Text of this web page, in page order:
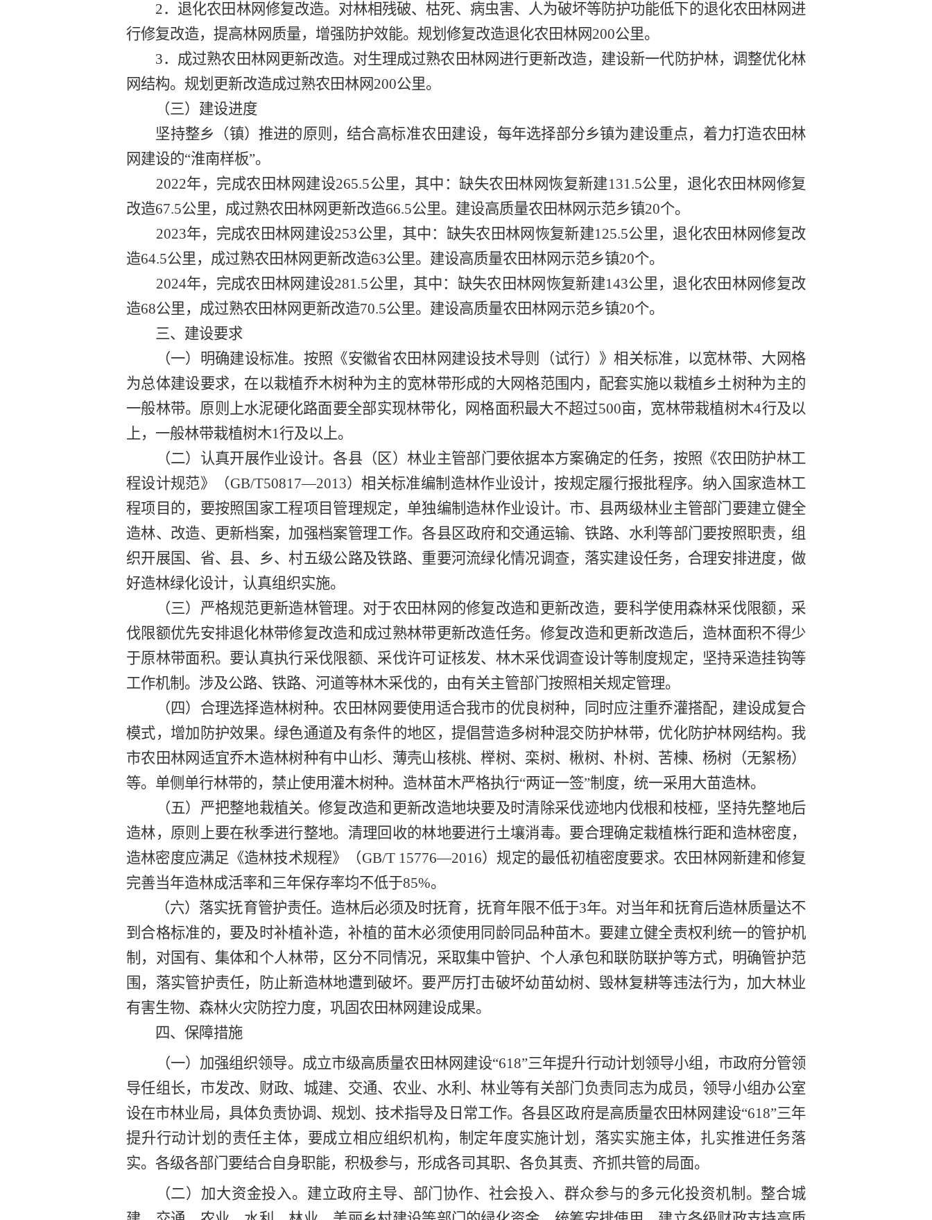
2．退化农田林网修复改造。对林相残破、枯死、病虫害、人为破坏等防护功能低下的退化农田林网进
行修复改造，提高林网质量，增强防护效能。规划修复改造退化农田林网200公里。
3．成过熟农田林网 更新改造。对生理成过熟农田林网进行更新改造，建设新一代防护林，调整优化林
网结构。规划 更新改造成过熟农田林网200公里。
（三）建设进度
坚持整乡（镇）推进的原则，结合高标准农田建设， 每年选择部分乡镇为建设重点，着力打造农田林
网建设的“淮南样板”。
2022年，完成农田林网建设265.5公里 ，其中：缺失农田林网恢复新建131.5公里 ，退化农田林网修复
改造67.5公里 ，成过熟农田林网 更新改造66.5公里。 建设高质量农田林网示范乡镇20个。
2023年，完成农田林网建设253公里 ， 其中：缺失农田林网 恢复新建125.5公里 ，退化农田林网修复改
造64.5公里 ，成过熟农田林网 更新改造63公里。 建设高质量农田林网示范乡镇20个。
2024年，完成农田林网建设281.5公里 ，其中：缺失农田林网 恢复新建143公里 ，退化农田林网修复改
造68公里 ，成过熟农田林网 更新改造70.5公里。 建设高质量农田林网示范乡镇20个。
三、建设要求
（一） 明确建设标准。 按照《安徽省农田林网建设技术导则（试行）》相关标准，以宽林带、大网格
为总体建设要求，在以栽植乔木树种为主的宽林带形成的大网格范围内，配套实施以栽植乡土树种为主的
一般林带。原则上水泥硬化路面要全部实现林带化，网格面积最大不超过500亩，宽林带栽植树木4行及以
上，一般林带栽植树木1行及以上。
（二） 认真开展作业设计。各县 （区）林业主管部门要依据本方案确定的任务， 按照《农田防护林工
程设计规范》
（GB/T50817—2013）相关标准编制造林作业设计，按规定履行报批程序。纳入国家造林工
程项目的，要按照国家工程项目管理规定，单独编制造林作业设计。市、县两级林业主管部门要建立健全
造林、改造、更新档案，加强档案管理工作。各县区政府和交通运输、铁路、水利等部门要按照职责，组
织开展国、省、县、乡、村五级公路及铁路、重要河流绿化情况调查， 落实建设任务，合理安排进度，做
好造林绿化设计，认真组织实施。
（三）严格规范更新造林管理。 对于农田林网的修复改造和 更新改造，要科学使用森林采伐限额，采
伐限额优先安排退化林带修复改造和成过熟林带更新改造任务。修复改造和 更新改造后，造林面积不得少
于原林带面积。要认真执行采伐限额、采伐许可证核发、林木采伐调查设计等制度规定，坚持采造挂钩等
工作机制。涉及公路、铁路、河道等林木采伐的，由有关主管部门按照相关规定管理。
（ 四 ）合理选择造林树种。 农田林网要使用适合我市的优良树种，同时应注重乔灌搭配，建设成复合
模式，增加防护效果。绿色通道及有条件的地区，提倡营造多树种混交防护林带，优化防护林网结构。 我
市农田林网适宜乔木造林树种有中山杉、薄壳山核桃、榉树、栾树、楸树、朴树、苦楝、杨树（无絮杨）
等。 单侧单行林带的，禁止使用灌木树种。 造林苗木严格执行“两证一签”制度，统一采用大苗造林。
（五）严把整地栽植关。修复改造和 更新改造地块要及时清除采伐迹地内伐根和枝桠，坚持先整地后
造林，原则上要在秋季进行整地。清理回收的林地要进行土壤消毒。要合理确定栽植株行距和造林密度，
造林密度应满足《造林技术规程》
（GB/T 15776—2016）规定的最低初植密度要求。农田林网新建和修复
完善当年造林成活率和三年保存率均不低于85%。
（六）落实抚育管护责任。 造林后必须及时抚育，抚育年限不低于3年。对当年和抚育后造林质量达不
到合格标准的，要及时补植补造，补植的苗木必须使用同龄同品种苗木。要建立健全责权利统一的管护机
制，对国有、集体和个人林带，区分不同情况，采取集中管护、个人承包和联防联护等方式，明确管护范
围，落实管护责任，防止新造林地遭到破坏。要严厉打击破坏幼苗幼树、毁林复耕等违法行为，加大林业
有害生物、森林火灾防控力度，巩固农田林网建设成果。
四、保障措施
（一）加强组织领导。 成立市级高质量农田林网建设“618”三年提升行动计划 领导小组，市政府分管领
导任组长，市发改、财政、城建、交通、农业、水利、林业等有关部门负责同志为成员，领导小组办公室
设在市林业局，具体负责协调、规划 、 技术指导及日常工作。各县区政府是高质量农田林网建设“618”三年
提升行动计划 的责任主体，要成立相应组织机构，制定年度实施计划，落实实施主体，扎实推进任务落
实。各级各部门要结合自身职能，积极参与，形成各司其职、 各负其责、 齐抓共管的局面。
（二）加大资金投入。 建立政府主导、部门协作、社会投入、群众参与的多元化投资机制。整合城